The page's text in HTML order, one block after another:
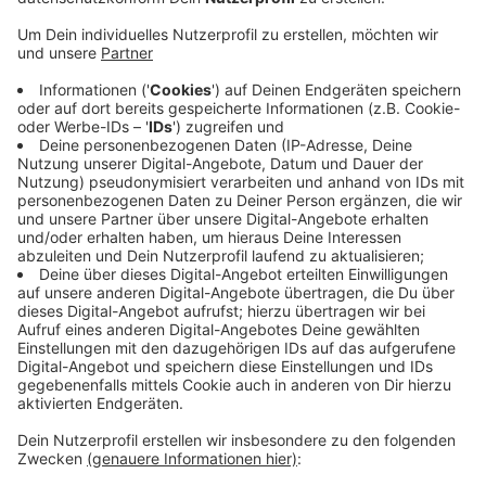
Anzeige
Anschlussstelle Burscheid
Anzeige
Die Feuerwehr wurde um 19:35 Uhr informiert, in
Fahrtrichtung Dortmund hatte sich kurz vor der
Anschlussstelle Burscheid ein Auto überschlagen.
Zwei Personen hatten sich bereits selbstständig aus
dem Auto befreien können, sie wurden im Anschluss im
Krankenhaus behandelt.
Anzeige